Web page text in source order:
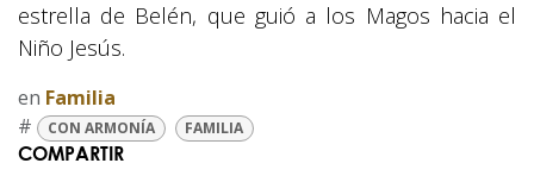
estrella de Belén, que guió a los Magos hacia el
Niño Jesús.
en Familia
#
CON ARMONÍA FAMILIA
COMPARTIR